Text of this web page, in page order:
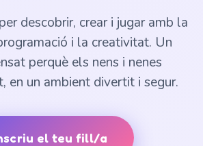
descobrir, crear i jugar amb la
i la creativitat. Un
perquè els nens i nenes
en un ambient divertit i segur.
el teu fill/a